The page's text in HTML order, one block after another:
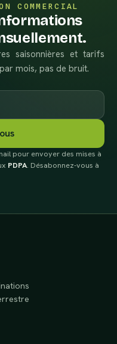
COMMERCIAL
saisonnières et tarifs
mois, pas de bruit.
pour envoyer des mises à
PDPA. Désabonnez-vous à